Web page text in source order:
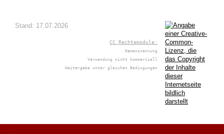
Stand: 17.07.2026
CC Rechtemodule:
Namensnennung
Verwendung nicht kommerziell
Weitergabe unter gleichen Bedingungen